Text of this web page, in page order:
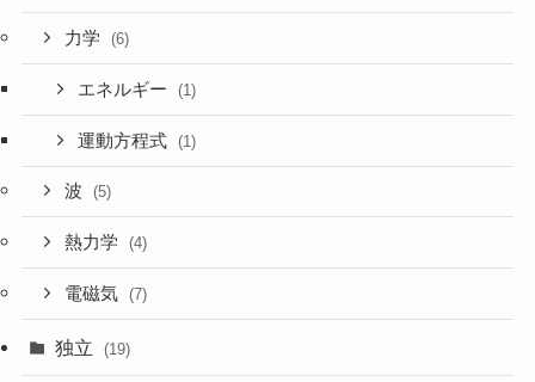
力学 (6)
エネルギー (1)
運動方程式 (1)
波 (5)
熱力学 (4)
電磁気 (7)
独立 (19)